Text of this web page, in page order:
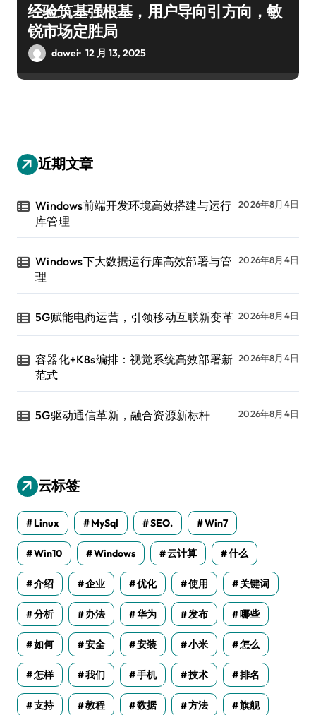
经验筑基强根基，用户导向引方向，敏
锐市场定胜局
dawei 12 月 13, 2025
近期文章
Windows前端开发环境高效搭建与运行
库管理
2026年8月4日
Windows下大数据运行库高效部署与管
理
2026年8月4日
5G赋能电商运营，引领移动互联新变革 2026年8月4日
容器化+K8s编排：视觉系统高效部署新
范式
2026年8月4日
5G驱动通信革新，融合资源新标杆 2026年8月4日
云标签
Linux MySql SEO. Win7
Win10 Windows 云计算 什么
介绍 企业 优化 使用 关键词
分析 办法 华为 发布 哪些
如何 安全 安装 小米 怎么
怎样 我们 手机 技术 排名
支持 教程 数据 方法 旗舰